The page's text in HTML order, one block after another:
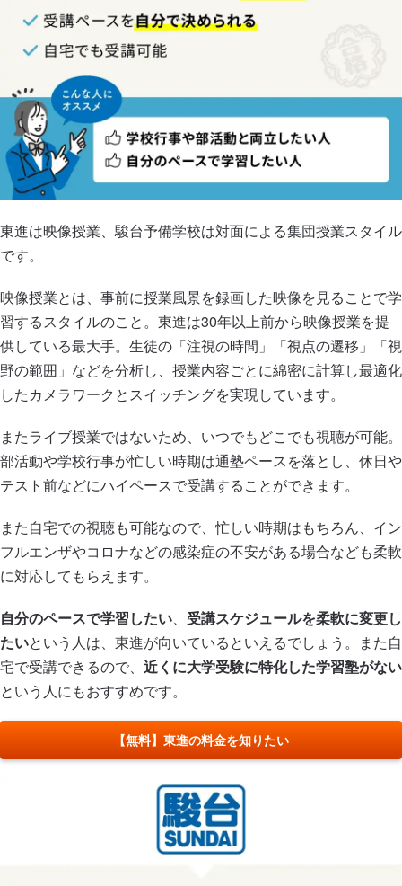
東進は映像授業、駿台予備学校は対面による集団授業スタイル
です。
映像授業とは、事前に授業風景を録画した映像を見ることで学
習するスタイルのこと。東進は30年以上前から映像授業を提
供している最大手。生徒の「注視の時間」「視点の遷移」「視
野の範囲」などを分析し、授業内容ごとに綿密に計算し最適化
したカメラワークとスイッチングを実現しています。
またライブ授業ではないため、いつでもどこでも視聴が可能。
部活動や学校行事が忙しい時期は通塾ペースを落とし、休日や
テスト前などにハイペースで受講することができます。
また自宅での視聴も可能なので、忙しい時期はもちろん、イン
フルエンザやコロナなどの感染症の不安がある場合なども柔軟
に対応してもらえます。
自分のペースで学習したい、 受講スケジュールを柔軟に変更し
たいという人は、東進が向いているといえるでしょう。また自
宅で受講できるので、 近くに大学受験に特化した学習塾がない
という人にもおすすめです。
【無料】東進の料金を知りたい